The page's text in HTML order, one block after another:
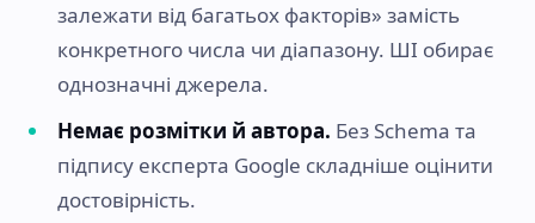
залежати від багатьох факторів» замість
конкретного числа чи діапазону. ШІ обирає
однозначні джерела.
Немає розмітки й автора. Без Schema та
підпису експерта Google складніше оцінити
достовірність.